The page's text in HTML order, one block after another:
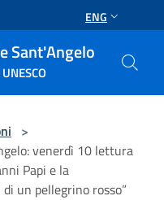
ENG
Sant'Angelo
>
venerdì 10 lettura
Papi e la
un pellegrino rosso”